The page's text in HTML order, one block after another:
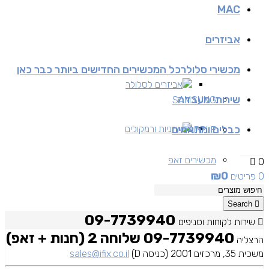
MAC
אביזרים
אביזרים לסלולר
אוזניות ורמקולים
מכשירי סלולרכל המכשירים החדישים ביותר כבר כאן
SAMSUNG
APPLE
מכשירים זאפ
שירותי מעבדה
כבלים ומתאמים
0
0 פריטים
₪0
Search
שירות לקוחות וסניפים
הרצליה 09-7739940 שלוחה 2 (חנות + זאפ)
משכית 35, מרכזים 2001 (כניסה D) sales@ifix.co.il